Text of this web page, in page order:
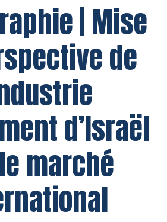
| Mise
de
d’Israël
marché